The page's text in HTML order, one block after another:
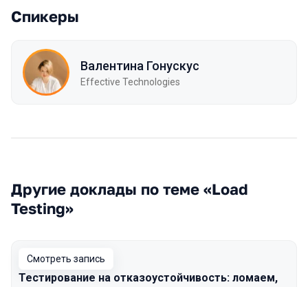
Спикеры
Валентина Гонускус
Effective Technologies
Другие доклады по теме «Load
Testing»
Смотреть запись
Тестирование на отказоустойчивость: ломаем,